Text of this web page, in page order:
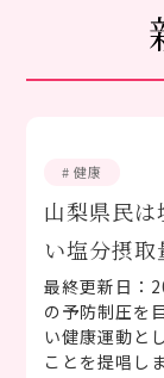
# 健康
山梨県民
い塩分摂
最終更新日：
の予防制圧を
い健康運動と
ことを提唱し